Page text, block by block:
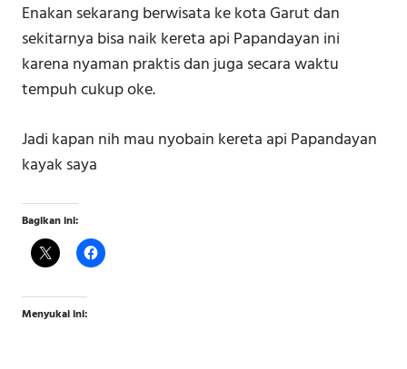
Enakan sekarang berwisata ke kota Garut dan
sekitarnya bisa naik kereta api Papandayan ini
karena nyaman praktis dan juga secara waktu
tempuh cukup oke.
Jadi kapan nih mau nyobain kereta api Papandayan
kayak saya
Bagikan ini:
Menyukai ini: